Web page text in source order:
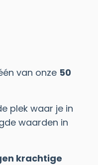
van onze 50
plek waar je in
waarden in
krachtige